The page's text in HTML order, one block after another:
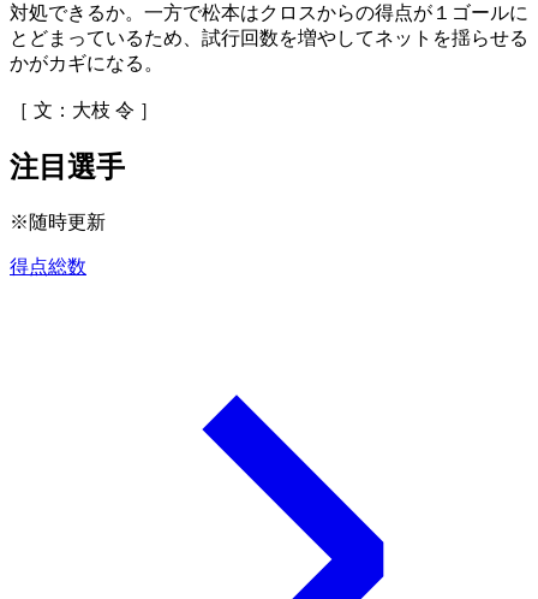
対処できるか。一方で松本はクロスからの得点が１ゴールに
とどまっているため、試行回数を増やしてネットを揺らせる
かがカギになる。
［ 文：大枝 令 ］
注目選手
※随時更新
得点総数